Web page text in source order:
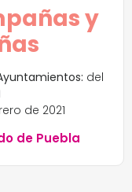
y
del
de 2021
de Puebla